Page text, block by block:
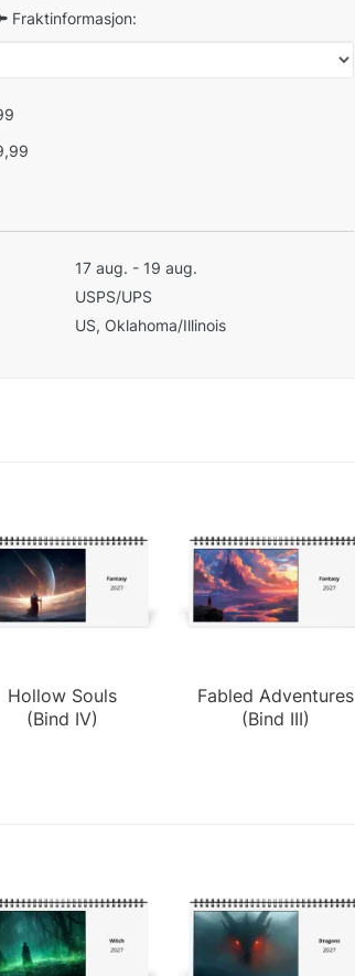
Fraktinformasjon:
17 aug. - 19 aug.
USPS/UPS
US, Oklahoma/Illinois
Hollow Souls
(Bind IV)
Fabled Adventures
(Bind III)